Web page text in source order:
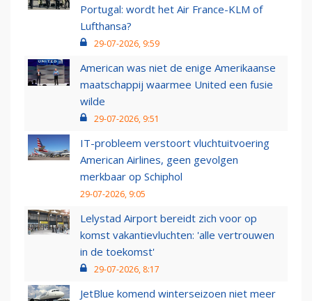
Portugal: wordt het Air France-KLM of
Lufthansa?
29-07-2026, 9:59
American was niet de enige Amerikaanse
maatschappij waarmee United een fusie
wilde
29-07-2026, 9:51
IT-probleem verstoort vluchtuitvoering
American Airlines, geen gevolgen
merkbaar op Schiphol
29-07-2026, 9:05
Lelystad Airport bereidt zich voor op
komst vakantievluchten: 'alle vertrouwen
in de toekomst'
29-07-2026, 8:17
JetBlue komend winterseizoen niet meer